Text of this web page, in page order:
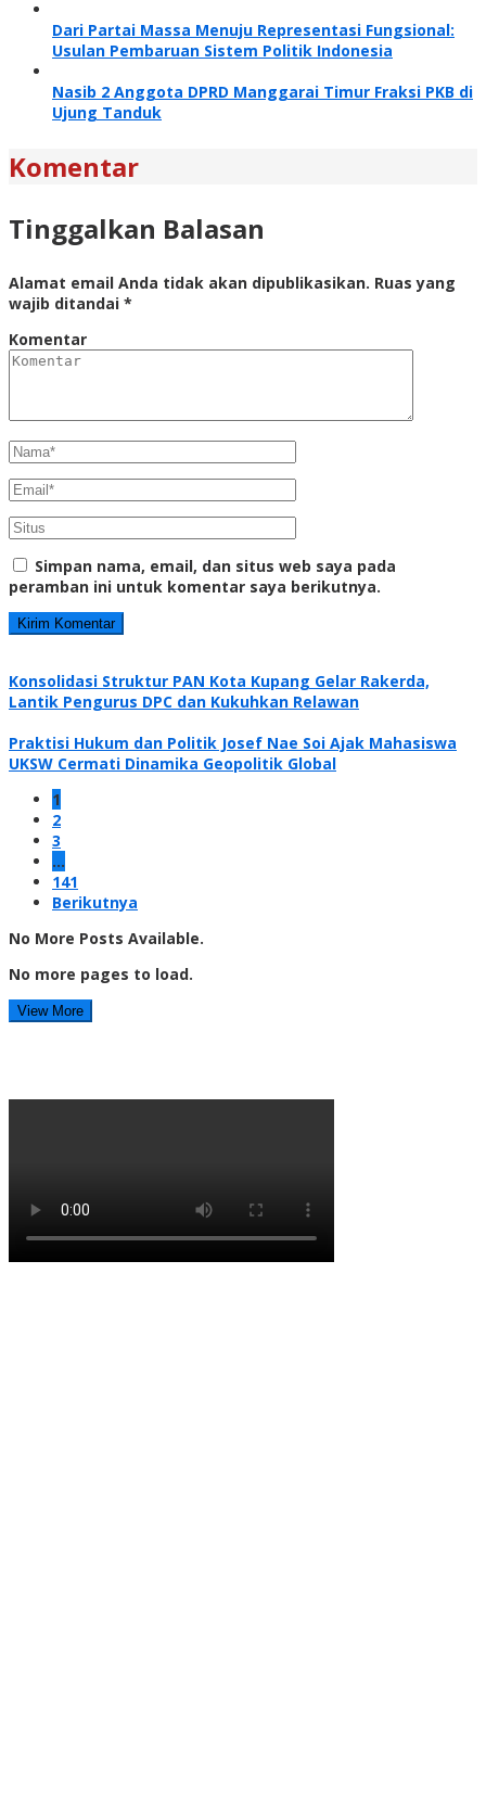
Dari Partai Massa Menuju Representasi Fungsional:
Usulan Pembaruan Sistem Politik Indonesia
Nasib 2 Anggota DPRD Manggarai Timur Fraksi PKB di
Ujung Tanduk
Komentar
Tinggalkan Balasan
Alamat email Anda tidak akan dipublikasikan. Ruas yang
wajib ditandai *
Komentar
Simpan nama, email, dan situs web saya pada
peramban ini untuk komentar saya berikutnya.
Konsolidasi Struktur PAN Kota Kupang Gelar Rakerda,
Lantik Pengurus DPC dan Kukuhkan Relawan
Praktisi Hukum dan Politik Josef Nae Soi Ajak Mahasiswa
UKSW Cermati Dinamika Geopolitik Global
1
2
3
…
141
Berikutnya
No More Posts Available.
No more pages to load.
View More